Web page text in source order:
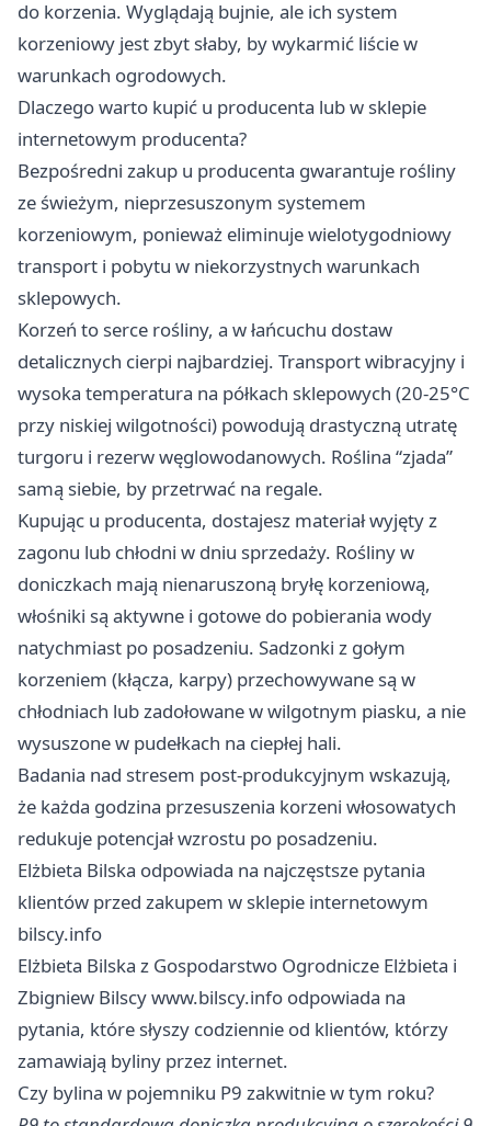
do korzenia. Wyglądają bujnie, ale ich system
korzeniowy jest zbyt słaby, by wykarmić liście w
warunkach ogrodowych.
Dlaczego warto kupić u producenta lub w sklepie
internetowym producenta?
Bezpośredni zakup u producenta gwarantuje rośliny
ze świeżym, nieprzesuszonym systemem
korzeniowym, ponieważ eliminuje wielotygodniowy
transport i pobytu w niekorzystnych warunkach
sklepowych.
Korzeń to serce rośliny, a w łańcuchu dostaw
detalicznych cierpi najbardziej. Transport wibracyjny i
wysoka temperatura na półkach sklepowych (20-25°C
przy niskiej wilgotności) powodują drastyczną utratę
turgoru i rezerw węglowodanowych. Roślina “zjada”
samą siebie, by przetrwać na regale.​
Kupując u producenta, dostajesz materiał wyjęty z
zagonu lub chłodni w dniu sprzedaży. Rośliny w
doniczkach mają nienaruszoną bryłę korzeniową,
włośniki są aktywne i gotowe do pobierania wody
natychmiast po posadzeniu. Sadzonki z gołym
korzeniem (kłącza, karpy) przechowywane są w
chłodniach lub zadołowane w wilgotnym piasku, a nie
wysuszone w pudełkach na ciepłej hali.
Badania nad stresem post-produkcyjnym wskazują,
że każda godzina przesuszenia korzeni włosowatych
redukuje potencjał wzrostu po posadzeniu.
Elżbieta Bilska odpowiada na najczęstsze pytania
klientów przed zakupem w sklepie internetowym
bilscy.info
Elżbieta Bilska z Gospodarstwo Ogrodnicze Elżbieta i
Zbigniew Bilscywww.bilscy.info odpowiada na
pytania, które słyszy codziennie od klientów, którzy
zamawiają byliny przez internet.
Czy bylina w pojemniku P9 zakwitnie w tym roku?